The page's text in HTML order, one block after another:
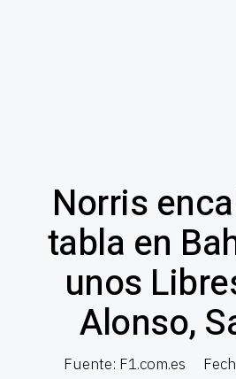
Norris
tabla en
unos
Alonso,
Fuente: F1.com.es